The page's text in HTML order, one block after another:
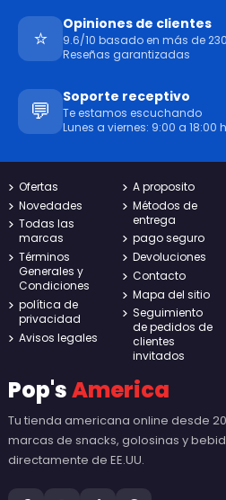
⭐
Opiniones de clientes
9.6/10 basado en más de
Reseñas garantizadas
💬
Soporte receptivo
Te estamos escuchando
Lunes a viernes: 9:00 a 18:00
Ofertas
Novedades
Todas las
marcas
Términos
Generales y
Condiciones
política de
privacidad
Avisos legales
A proposito
Métodos de
entrega
pago seguro
Devoluciones
Contacto
Mapa del sitio
Seguimiento
de pedidos de
clientes
invitados
Pop'sAmerica
Tu tienda americana online desde
marcas de snacks, golosinas y
directamente de EE.UU.